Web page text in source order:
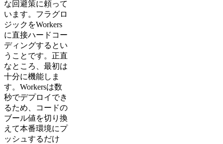
な回避策に頼って
います。フラグロ
ジックをWorkers
に直接ハードコー
ディングするとい
うことです。正直
なところ、最初は
十分に機能しま
す。Workersは数
秒でデプロイでき
るため、コードの
ブール値を切り換
えて本番環境にプ
ッシュするだけ